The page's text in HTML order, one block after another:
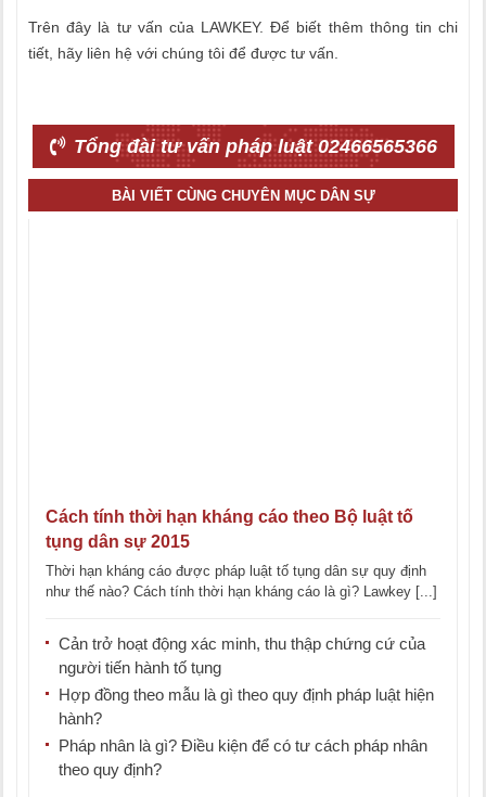
Trên đây là tư vấn của LAWKEY. Để biết thêm thông tin chi
tiết, hãy liên hệ với chúng tôi để được tư vấn.
Tổng đài tư vấn pháp luật 02466565366
BÀI VIẾT CÙNG CHUYÊN MỤC DÂN SỰ
Cách tính thời hạn kháng cáo theo Bộ luật tố
tụng dân sự 2015
Thời hạn kháng cáo được pháp luật tố tụng dân sự quy định
như thế nào? Cách tính thời hạn kháng cáo là gì? Lawkey [...]
Cản trở hoạt động xác minh, thu thập chứng cứ của
người tiến hành tố tụng
Hợp đồng theo mẫu là gì theo quy định pháp luật hiện
hành?
Pháp nhân là gì? Điều kiện để có tư cách pháp nhân
theo quy định?